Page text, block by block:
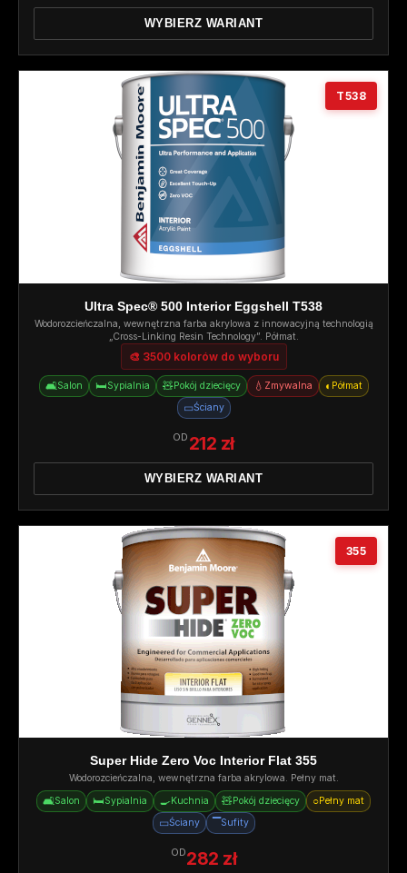
WYBIERZ WARIANT
T538
Ultra Spec® 500 Interior Eggshell T538
Wodorozcieńczalna, wewnętrzna farba akrylowa z innowacyjną technologią
„Cross-Linking Resin Technology”. Półmat.
🎨 3500 kolorów do wyboru
🛋️Salon 🛏️Sypialnia 🧸Pokój dziecięcy 💧 Zmywalna ◐ Półmat
▭Ściany
OD 212 zł
WYBIERZ WARIANT
355
Super Hide Zero Voc Interior Flat 355
Wodorozcieńczalna, wewnętrzna farba akrylowa. Pełny mat.
🛋️Salon 🛏️Sypialnia 🍳Kuchnia 🧸Pokój dziecięcy ○Pełny mat
▭Ściany ▔Sufity
OD282 zł